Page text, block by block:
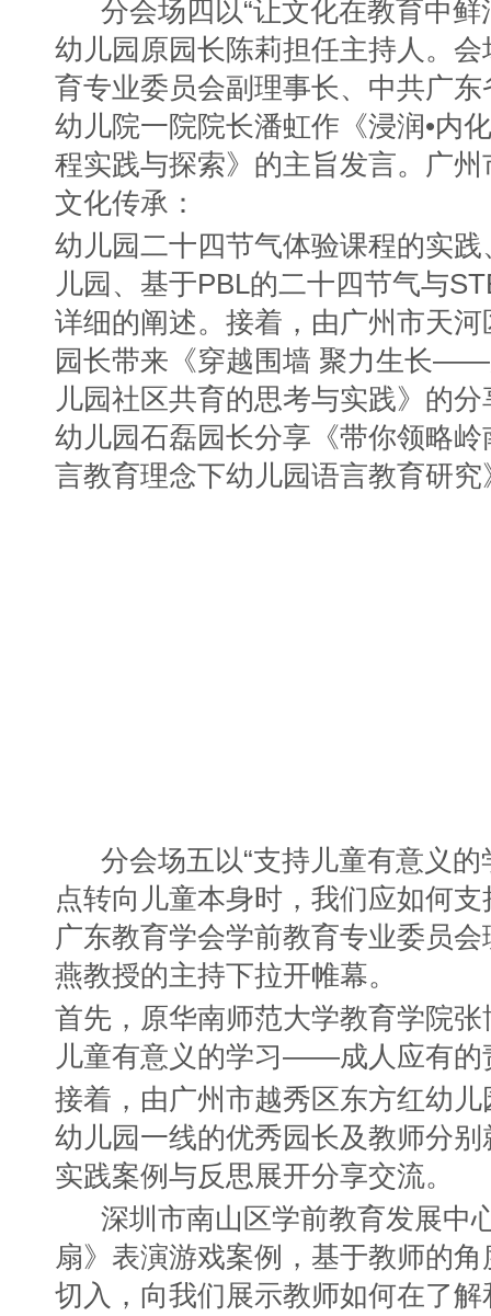
分会场四以“让文化在教育中
幼儿园原园长陈莉担任主持人。
育专业委员会副理事长、中共广
幼儿院一院院长潘虹作《浸润•内
程实践与探索》的主旨发言。广
文化传承：
幼儿园二十四节气体验课程的实
儿园、基于PBL的二十四节气与
详细的阐述。接着，由广州市天
园长带来《穿越围墙 聚力生长
儿园社区共育的思考与实践》的
幼儿园石磊园长分享《带你领略
言教育理念下幼儿园语言教育研究
分会场五以“支持儿童有意义
点转向儿童本身时，我们应如何
广东教育学会学前教育专业委员
燕教授的主持下拉开帷幕。
首先，原华南师范大学教育学院
儿童有意义的学习——成人应有的
接着，由广州市越秀区东方红幼
幼儿园一线的优秀园长及教师分
实践案例与反思展开分享交流。
深圳市南山区学前教育发展中
扇》表演游戏案例，基于教师的
切入，向我们展示教师如何在了